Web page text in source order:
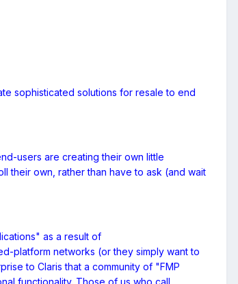
sophisticated solutions for resale to end
users are creating their own little
their own, rather than have to ask (and wait
as a result of
platform networks (or they simply want to
to Claris that a community of "FMP
functionality. Those of us who call